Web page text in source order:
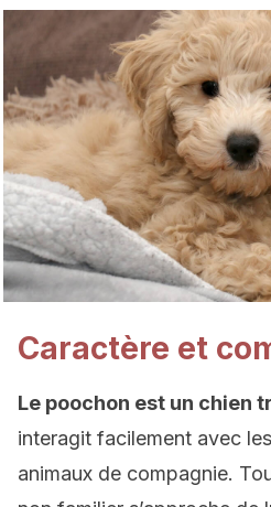
Caractère et
Le poochon est un chien
interagit facilement avec
animaux de compagnie.